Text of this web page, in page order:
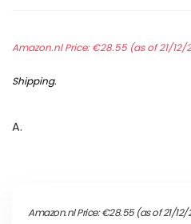
Amazon.nl Price:€28.55(as of 21/12/
Shipping.
A.
Amazon.nl Price:€28.55(as of 21/12/